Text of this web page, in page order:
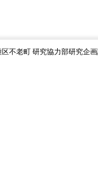
不老町 研究協力部研究